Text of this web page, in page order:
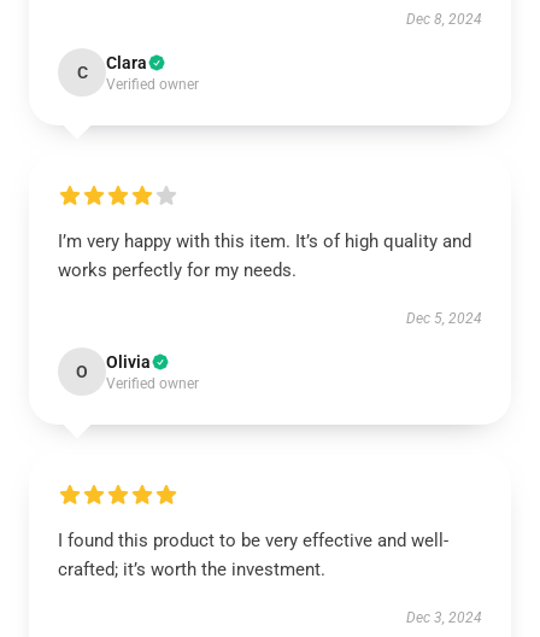
Dec 8, 2024
C Clara
Verified owner
I’m very happy with this item. It’s of high quality and
works perfectly for my needs.
Dec 5, 2024
O Olivia
Verified owner
I found this product to be very effective and well-
crafted; it’s worth the investment.
Dec 3, 2024